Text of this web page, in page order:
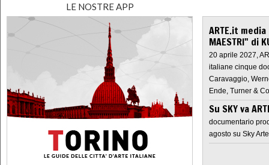
LE NOSTRE APP
ARTE.it
MAESTRI" di
20 aprile 2027,
italiane cinque
Caravaggio,
Ende, Turner &
Su SKY va
documentario
agosto su Sky Arte